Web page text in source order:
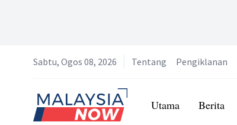
Sabtu, Ogos 08, 2026 Tentang Pengiklanan
Home
Utama Berita